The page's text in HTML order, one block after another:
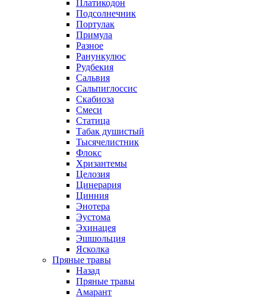
Платикодон
Подсолнечник
Портулак
Примула
Разное
Ранункулюс
Рудбекия
Сальвия
Сальпиглоссис
Скабиоза
Смеси
Статица
Табак душистый
Тысячелистник
Флокс
Хризантемы
Целозия
Цинерария
Цинния
Энотера
Эустома
Эхинацея
Эшшольция
Ясколка
Пряные травы
Назад
Пряные травы
Амарант